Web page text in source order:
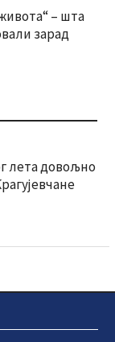
– шта
зарад
лета довољно